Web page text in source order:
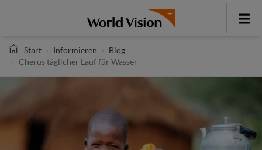
Toggle
Start
Informieren
Blog
Cherus täglicher Lauf für Wasser